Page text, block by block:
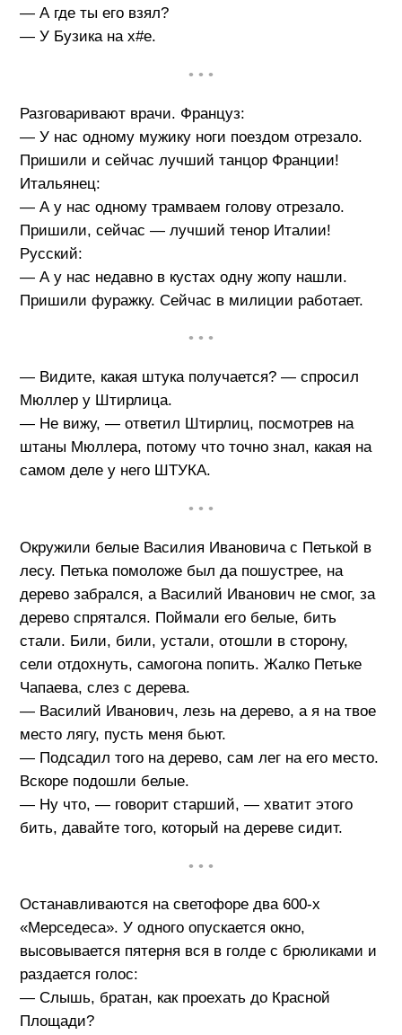
— А где ты его взял?
— У Бузика на х#е.
• • •
Разговаривают врачи. Француз:
— У нас одному мужику ноги поездом отрезало.
Пришили и сейчас лучший танцор Франции!
Итальянец:
— А у нас одному трамваем голову отрезало.
Пришили, сейчас — лучший тенор Италии!
Русский:
— А у нас недавно в кустах одну жопу нашли.
Пришили фуражку. Сейчас в милиции работает.
• • •
— Видите, какая штука получается? — спросил
Мюллер у Штирлица.
— Не вижу, — ответил Штирлиц, посмотрев на
штаны Мюллера, потому что точно знал, какая на
самом деле у него ШТУКА.
• • •
Окружили белые Василия Ивановича с Петькой в
лесу. Петька помоложе был да пошустрее, на
дерево забрался, а Василий Иванович не смог, за
дерево спрятался. Поймали его белые, бить
стали. Били, били, устали, отошли в сторону,
сели отдохнуть, самогона попить. Жалко Петьке
Чапаева, слез с дерева.
— Василий Иванович, лезь на дерево, а я на твое
место лягу, пусть меня бьют.
— Подсадил того на дерево, сам лег на его место.
Вскоре подошли белые.
— Ну что, — говорит старший, — хватит этого
бить, давайте того, который на дереве сидит.
• • •
Останавливаются на светофоре два 600-х
«Мерседеса». У одного опускается окно,
высовывается пятерня вся в голде с брюликами и
раздается голос:
— Слышь, братан, как проехать до Красной
Площади?